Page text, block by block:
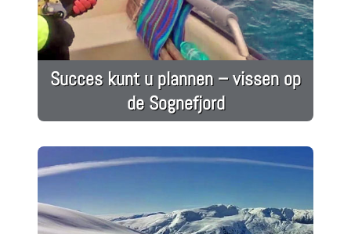
Succes kunt u plannen – vissen op
de Sognefjord